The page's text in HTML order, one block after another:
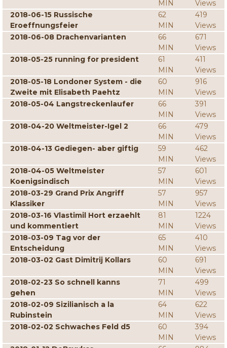
MIN
Views
2018-06-15 Russische
Eroeffnungsfeier
62
MIN
419
Views
2018-06-08 Drachenvarianten
66
MIN
671
Views
2018-05-25 running for president
61
MIN
411
Views
2018-05-18 Londoner System - die
Zweite mit Elisabeth Paehtz
60
MIN
916
Views
2018-05-04 Langstreckenlaufer
66
MIN
391
Views
2018-04-20 Weltmeister-Igel 2
66
MIN
479
Views
2018-04-13 Gediegen- aber giftig
59
MIN
462
Views
2018-04-05 Weltmeister
Koenigsindisch
57
MIN
601
Views
2018-03-29 Grand Prix Angriff
Klassiker
57
MIN
957
Views
2018-03-16 Vlastimil Hort erzaehlt
und kommentiert
81
MIN
1224
Views
2018-03-09 Tag vor der
Entscheidung
65
MIN
410
Views
2018-03-02 Gast Dimitrij Kollars
60
MIN
691
Views
2018-02-23 So schnell kanns
gehen
71
MIN
499
Views
2018-02-09 Sizilianisch a la
Rubinstein
64
MIN
622
Views
2018-02-02 Schwaches Feld d5
60
MIN
394
Views